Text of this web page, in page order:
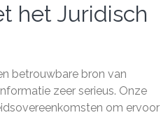
het Juridisch
betrouwbare bron van
zeer serieus. Onze
om ervoor